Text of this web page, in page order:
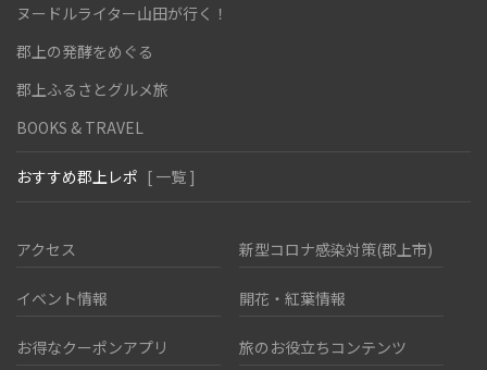
ヌードルライター山田が行く！
郡上の発酵をめぐる
郡上ふるさとグルメ旅
BOOKS & TRAVEL
おすすめ郡上レポ [ 一覧 ]
アクセス 新型コロナ感染対策(郡上市)
イベント情報 開花・紅葉情報
お得なクーポンアプリ 旅のお役立ちコンテンツ